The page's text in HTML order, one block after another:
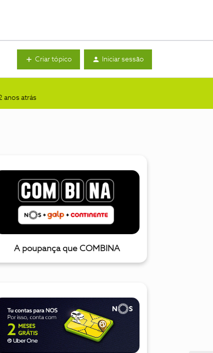
Criar tópico Iniciar sessão
anos atrás
A poupança que COMBINA